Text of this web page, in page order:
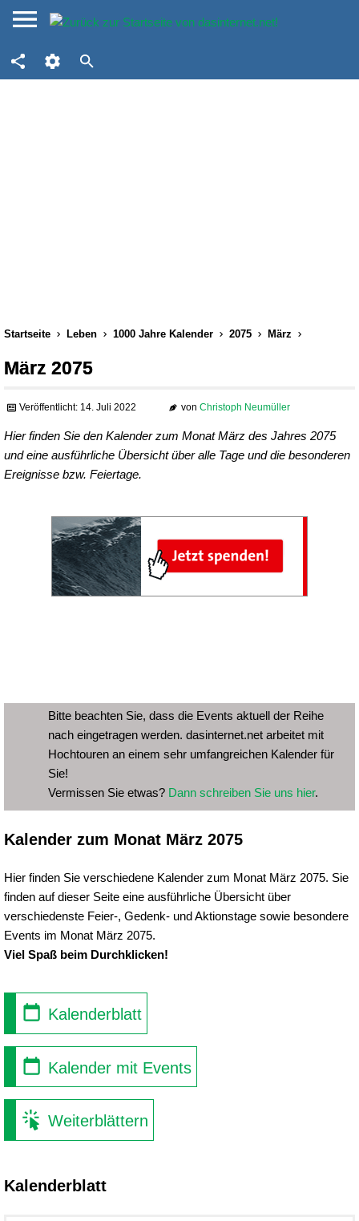
Startseite Leben 1000 Jahre Kalender 2075 März
März 2075
Veröffentlicht: 14. Juli 2022 von Christoph Neumüller
Hier finden Sie den Kalender zum Monat März des Jahres 2075
und eine ausführliche Übersicht über alle Tage und die besonderen
Ereignisse bzw. Feiertage.
Bitte beachten Sie, dass die Events aktuell der Reihe
nach eingetragen werden. dasinternet.net arbeitet mit
Hochtouren an einem sehr umfangreichen Kalender für
Sie!
Vermissen Sie etwas? Dann schreiben Sie uns hier.
Kalender zum Monat März 2075
Hier finden Sie verschiedene Kalender zum Monat März 2075. Sie
finden auf dieser Seite eine ausführliche Übersicht über
verschiedenste Feier-, Gedenk- und Aktionstage sowie besondere
Events im Monat März 2075.
Viel Spaß beim Durchklicken!
Kalenderblatt
Kalender mit Events
Weiterblättern
Kalenderblatt